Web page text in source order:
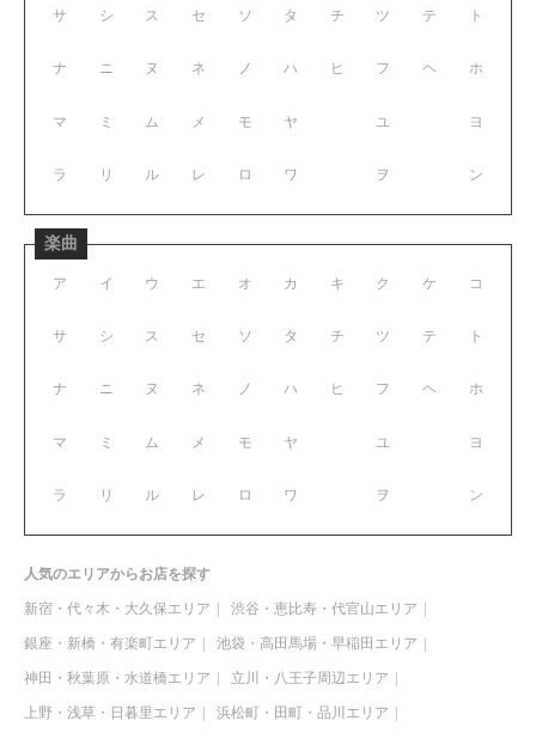
サ シ ス セ ソ
ナ ニ ヌ ネ ノ
マ ミ ム メ モ
ラ リ ル レ ロ
タ チ ツ テ ト
ハ ヒ フ ヘ ホ
ヤ ユ ヨ
ワ ヲ ン
楽曲
ア イ ウ エ オ
サ シ ス セ ソ
ナ ニ ヌ ネ ノ
マ ミ ム メ モ
ラ リ ル レ ロ
カ キ ク ケ コ
タ チ ツ テ ト
ハ ヒ フ ヘ ホ
ヤ ユ ヨ
ワ ヲ ン
人気のエリアからお店を探す
新宿・代々木・大久保エリア 渋谷・恵比寿・代官山エリア
銀座・新橋・有楽町エリア 池袋・高田馬場・早稲田エリア
神田・秋葉原・水道橋エリア 立川・八王子周辺エリア
上野・浅草・日暮里エリア 浜松町・田町・品川エリア